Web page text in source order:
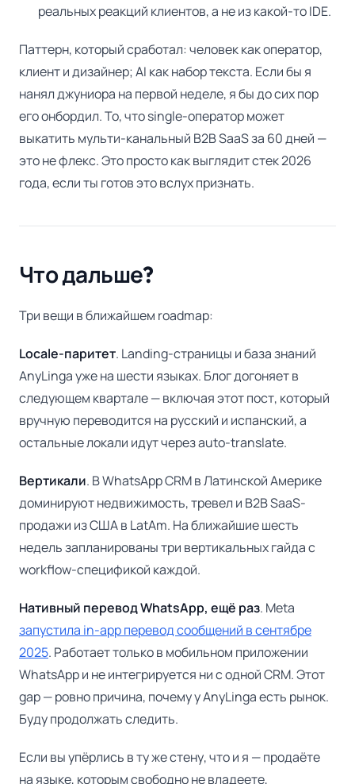
реальных реакций клиентов, а не из какой-то IDE.
Паттерн, который сработал: человек как оператор,
клиент и дизайнер; AI как набор текста. Если бы я
нанял джуниора на первой неделе, я бы до сих пор
его онбордил. То, что single-оператор может
выкатить мульти-канальный B2B SaaS за 60 дней —
это не флекс. Это просто как выглядит стек 2026
года, если ты готов это вслух признать.
Что дальше?
Три вещи в ближайшем roadmap:
Locale-паритет. Landing-страницы и база знаний
AnyLinga уже на шести языках. Блог догоняет в
следующем квартале — включая этот пост, который
вручную переводится на русский и испанский, а
остальные локали идут через auto-translate.
Вертикали. В WhatsApp CRM в Латинской Америке
доминируют недвижимость, тревел и B2B SaaS-
продажи из США в LatAm. На ближайшие шесть
недель запланированы три вертикальных гайда с
workflow-спецификой каждой.
Нативный перевод WhatsApp, ещё раз. Meta
запустила in-app перевод сообщений в сентябре
2025. Работает только в мобильном приложении
WhatsApp и не интегрируется ни с одной CRM. Этот
gap — ровно причина, почему у AnyLinga есть рынок.
Буду продолжать следить.
Если вы упёрлись в ту же стену, что и я — продаёте
на языке, которым свободно не владеете,